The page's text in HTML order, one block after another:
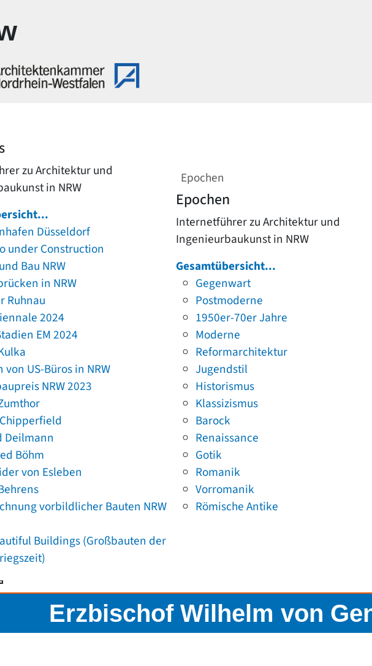
zu Architektur und
in NRW
Düsseldorf
under Construction
Bau NRW
in NRW
Ruhnau
2024
EM 2024
von US-Büros in NRW
NRW 2023
Deilmann
Böhm
von Esleben
vorbildlicher Bauten NRW
Buildings (Großbauten der
Epochen
Epochen
Internetführer zu Architektur und
Ingenieurbaukunst in NRW
Gesamtübersicht...
Gegenwart
Postmoderne
1950er-70er Jahre
Moderne
Reformarchitektur
Jugendstil
Historismus
Klassizismus
Barock
Renaissance
Gotik
Romanik
Vorromanik
Römische Antike
Erzbischof Wilhelm von